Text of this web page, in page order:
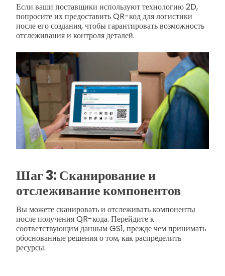
Если ваши поставщики используют технологию 2D,
попросите их предоставить QR-код для логистики
после его создания, чтобы гарантировать возможность
отслеживания и контроля деталей.
Шаг 3: Сканирование и
отслеживание компонентов
Вы можете сканировать и отслеживать компоненты
после получения QR-кода. Перейдите к
соответствующим данным GS1, прежде чем принимать
обоснованные решения о том, как распределить
ресурсы.